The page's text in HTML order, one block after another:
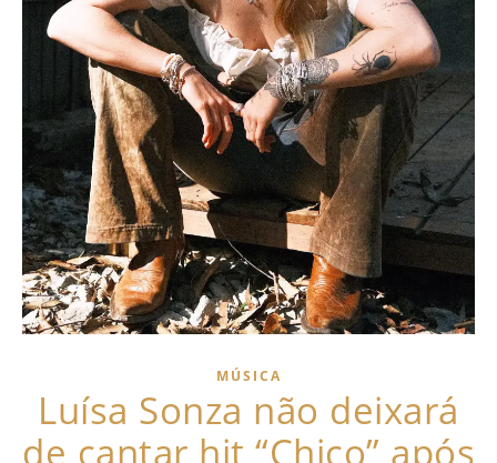
MÚSICA
Luísa Sonza não deixará
de cantar hit “Chico” após